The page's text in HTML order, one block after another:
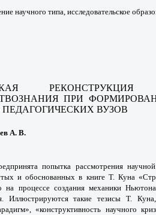
научного типа, исследовательское
ПРИ
ВУЗОВ
А. В.
попытка рассмотрения
и обоснованных в книге Т. Куна
на процессе создания механики
Иллюстрируются такие тезисы Т.
«конструктивность научного